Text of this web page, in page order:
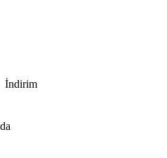
İndirim